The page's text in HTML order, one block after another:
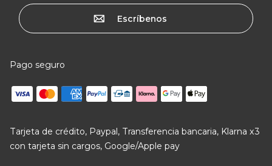
Escríbenos
Pago seguro
Tarjeta de crédito, Paypal, Transferencia bancaria, Klarna x3
con tarjeta sin cargos, Google/Apple pay